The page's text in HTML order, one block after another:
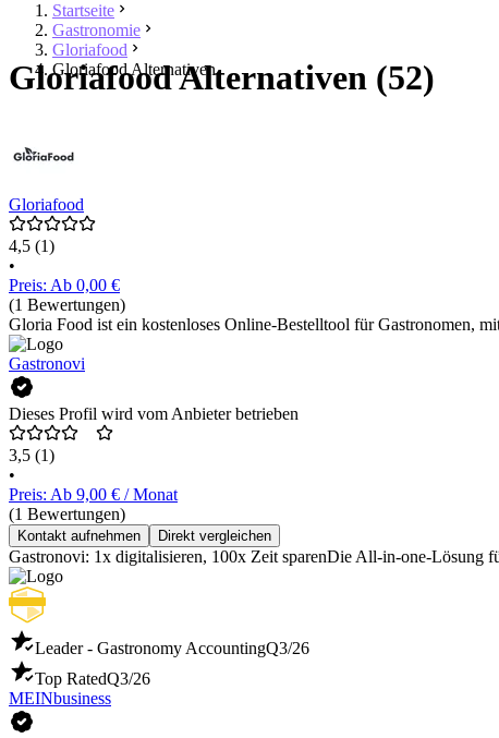
Startseite
Gastronomie
Gloriafood
Gloriafood Alternativen
Gloriafood Alternativen (52)
Gloriafood
4,5 (1)
•
Preis: Ab 0,00 €
(1 Bewertungen)
Gloria Food ist ein kostenloses Online-Bestelltool für Gastronomen,
Gastronovi
Dieses Profil wird vom Anbieter betrieben
3,5 (1)
•
Preis: Ab 9,00 € / Monat
(1 Bewertungen)
Kontakt aufnehmen Direkt vergleichen
Gastronovi: 1x digitalisieren, 100x Zeit sparenDie All-in-one-Lösung
Leader - Gastronomy AccountingQ3/26
Top RatedQ3/26
MEINbusiness